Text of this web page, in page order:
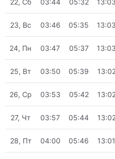
22, Сб 03:44 05:32 13:03
23, Вс 03:46 05:35 13:03
24, Пн 03:47 05:37 13:03
25, Вт 03:50 05:39
26, Ср 03:53 05:42
27, Чт 03:57 05:44
28, Пт 04:00 05:46 13:01